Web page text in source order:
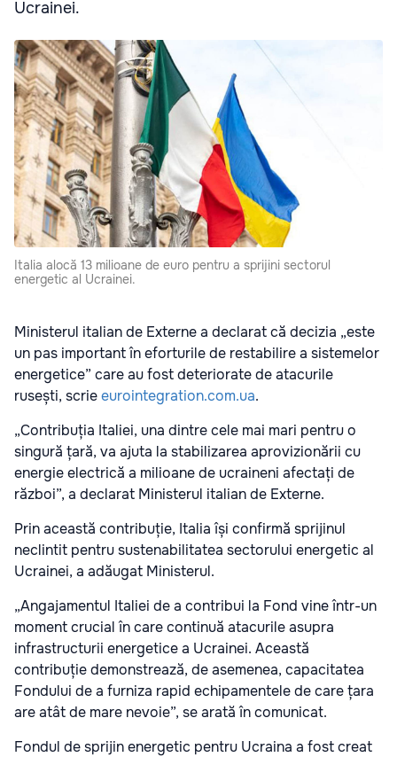
Ucrainei.
Italia alocă 13 milioane de euro pentru a sprijini sectorul
energetic al Ucrainei.
Ministerul italian de Externe a declarat că decizia „este
un pas important în eforturile de restabilire a sistemelor
energetice” care au fost deteriorate de atacurile
rusești, scrieeurointegration.com.ua.
„Contribuția Italiei, una dintre cele mai mari pentru o
singură țară, va ajuta la stabilizarea aprovizionării cu
energie electrică a milioane de ucraineni afectați de
război”, a declarat Ministerul italian de Externe.
Prin această contribuție, Italia își confirmă sprijinul
neclintit pentru sustenabilitatea sectorului energetic al
Ucrainei, a adăugat Ministerul.
„Angajamentul Italiei de a contribui la Fond vine într-un
moment crucial în care continuă atacurile asupra
infrastructurii energetice a Ucrainei. Această
contribuție demonstrează, de asemenea, capacitatea
Fondului de a furniza rapid echipamentele de care țara
are atât de mare nevoie”, se arată în comunicat.
Fondul de sprijin energetic pentru Ucraina a fost creat